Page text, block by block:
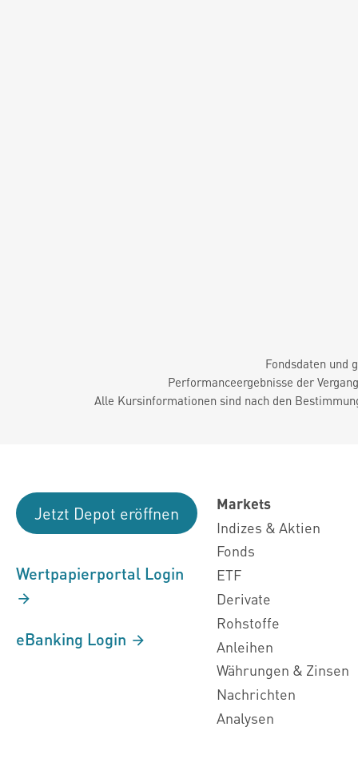
Fondsdaten und
Performanceergebnisse der
Alle Kursinformationen sind nach den
Jetzt Depot eröffnen
Wertpapierportal Login
eBanking Login
Markets
Indizes & Aktien
Fonds
ETF
Derivate
Rohstoffe
Anleihen
Währungen & Zinsen
Nachrichten
Analysen